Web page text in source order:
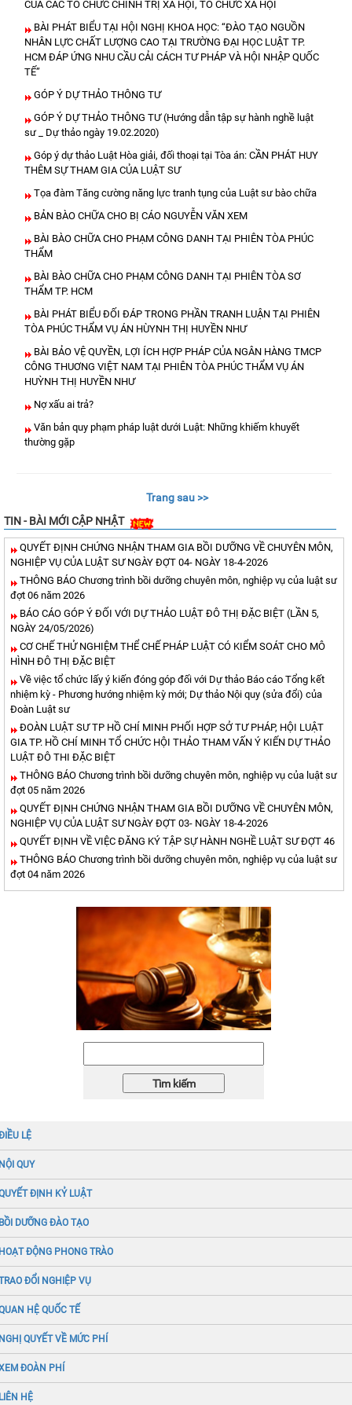
CỦA CÁC TỔ CHỨC CHÍNH TRỊ XÃ HỘI, TỔ CHỨC XÃ HỘI
BÀI PHÁT BIỂU TẠI HỘI NGHỊ KHOA HỌC: “ĐÀO TẠO NGUỒN
NHÂN LỰC CHẤT LƯỢNG CAO TẠI TRƯỜNG ĐẠI HỌC LUẬT TP.
HCM ĐÁP ỨNG NHU CẦU CẢI CÁCH TƯ PHÁP VÀ HỘI NHẬP QUỐC
TẾ”
GÓP Ý DỰ THẢO THÔNG TƯ
GÓP Ý DỰ THẢO THÔNG TƯ (Hướng dẫn tập sự hành nghề luật
sư _ Dự thảo ngày 19.02.2020)
Góp ý dự thảo Luật Hòa giải, đối thoại tại Tòa án: CẦN PHÁT HUY
THÊM SỰ THAM GIA CỦA LUẬT SƯ
Tọa đàm Tăng cường năng lực tranh tụng của Luật sư bào chữa
BẢN BÀO CHỮA CHO BỊ CÁO NGUYỄN VĂN XEM
BÀI BÀO CHỮA CHO PHẠM CÔNG DANH TẠI PHIÊN TÒA PHÚC
THẨM
BÀI BÀO CHỮA CHO PHẠM CÔNG DANH TẠI PHIÊN TÒA SƠ
THẨM TP. HCM
BÀI PHÁT BIỂU ĐỐI ĐÁP TRONG PHẦN TRANH LUẬN TẠI PHIÊN
TÒA PHÚC THẨM VỤ ÁN HÙYNH THỊ HUYỀN NHƯ
BÀI BẢO VỆ QUYỀN, LỢI ÍCH HỢP PHÁP CỦA NGÂN HÀNG TMCP
CÔNG THUƠNG VIỆT NAM TẠI PHIÊN TÒA PHÚC THẨM VỤ ÁN
HUỲNH THỊ HUYỀN NHƯ
Nợ xấu ai trả?
Văn bản quy phạm pháp luật dưới Luật: Những khiếm khuyết
thường gặp
Trang sau >>
TIN - BÀI MỚI CẬP NHẬT
QUYẾT ĐỊNH CHỨNG NHẬN THAM GIA BỒI DƯỠNG VỀ CHUYÊN MÔN,
NGHIỆP VỤ CỦA LUẬT SƯ NGÀY ĐỢT 04- NGÀY 18-4-2026
THÔNG BÁO Chương trình bồi dưỡng chuyên môn, nghiệp vụ của luật sư
đợt 06 năm 2026
BÁO CÁO GÓP Ý ĐỐI VỚI DỰ THẢO LUẬT ĐÔ THỊ ĐẶC BIỆT (LẦN 5,
NGÀY 24/05/2026)
CƠ CHẾ THỬ NGHIỆM THỂ CHẾ PHÁP LUẬT CÓ KIỂM SOÁT CHO MÔ
HÌNH ĐÔ THỊ ĐẶC BIỆT
Về việc tổ chức lấy ý kiến đóng góp đối với Dự thảo Báo cáo Tổng kết
nhiệm kỳ - Phương hướng nhiệm kỳ mới; Dự thảo Nội quy (sửa đổi) của
Đoàn Luật sư
ĐOÀN LUẬT SƯ TP HỒ CHÍ MINH PHỐI HỢP SỞ TƯ PHÁP, HỘI LUẬT
GIA TP. HỒ CHÍ MINH TỔ CHỨC HỘI THẢO THAM VẤN Ý KIẾN DỰ THẢO
LUẬT ĐÔ THI ĐẶC BIỆT
THÔNG BÁO Chương trình bồi dưỡng chuyên môn, nghiệp vụ của luật sư
đợt 05 năm 2026
QUYẾT ĐỊNH CHỨNG NHẬN THAM GIA BỒI DƯỠNG VỀ CHUYÊN MÔN,
NGHIỆP VỤ CỦA LUẬT SƯ NGÀY ĐỢT 03- NGÀY 18-4-2026
QUYẾT ĐỊNH VỀ VIỆC ĐĂNG KÝ TẬP SỰ HÀNH NGHỀ LUẬT SƯ ĐỢT 46
THÔNG BÁO Chương trình bồi dưỡng chuyên môn, nghiệp vụ của luật sư
đợt 04 năm 2026
LỆ
QUY
ĐỊNH KỶ LUẬT
DƯỠNG ĐÀO TẠO
ĐỘNG PHONG TRÀO
ĐỔI NGHIỆP VỤ
HỆ QUỐC TẾ
QUYẾT VỀ MỨC PHÍ
ĐOÀN PHÍ
HỆ